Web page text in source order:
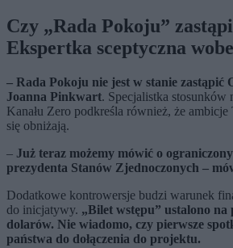
Czy „Rada Pokoju”
Ekspertka sceptyczna
– Rada Pokoju nie jest w stanie zastąpić
Joanna Pinkwart. Specjalistka stosunków
Kanału Zero podkreśla również, że
się obniżają.
– Już teraz możemy mówić o
prezydenta Stanów Zjednoczonych –
Dodatkowe kontrowersje budzi warunek
do inicjatywy. „Bilet wstępu” ustalono
dolarów. Nie wiadomo, czy pierwsze
państwa do dołączenia do projektu.